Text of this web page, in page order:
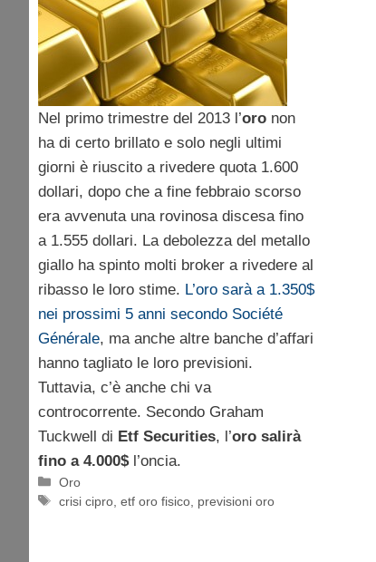
Nel primo trimestre del 2013 l’oro non
ha di certo brillato e solo negli ultimi
giorni è riuscito a rivedere quota 1.600
dollari, dopo che a fine febbraio scorso
era avvenuta una rovinosa discesa fino
a 1.555 dollari. La debolezza del metallo
giallo ha spinto molti broker a rivedere al
ribasso le loro stime. L’oro sarà a 1.350$
nei prossimi 5 anni secondo Société
Générale, ma anche altre banche d’affari
hanno tagliato le loro previsioni.
Tuttavia, c’è anche chi va
controcorrente. Secondo Graham
Tuckwell di Etf Securities, l’oro salirà
fino a 4.000$l’oncia.
Categorie
Oro
Tag
crisi cipro ,etf oro fisico previsioni oro